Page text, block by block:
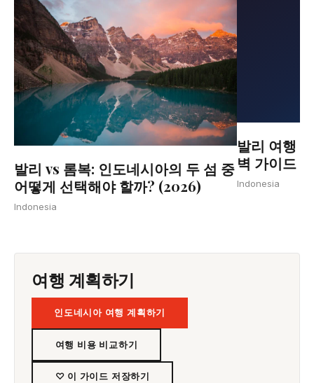
발리 vs 롬복: 인도네시아의 두 섬 중
어떻게 선택해야 할까? (2026)
Indonesia
발리 여행
벽 가이드
Indonesia
여행 계획하기
인도네시아 여행 계획하기
여행 비용 비교하기
♡ 이 가이드 저장하기